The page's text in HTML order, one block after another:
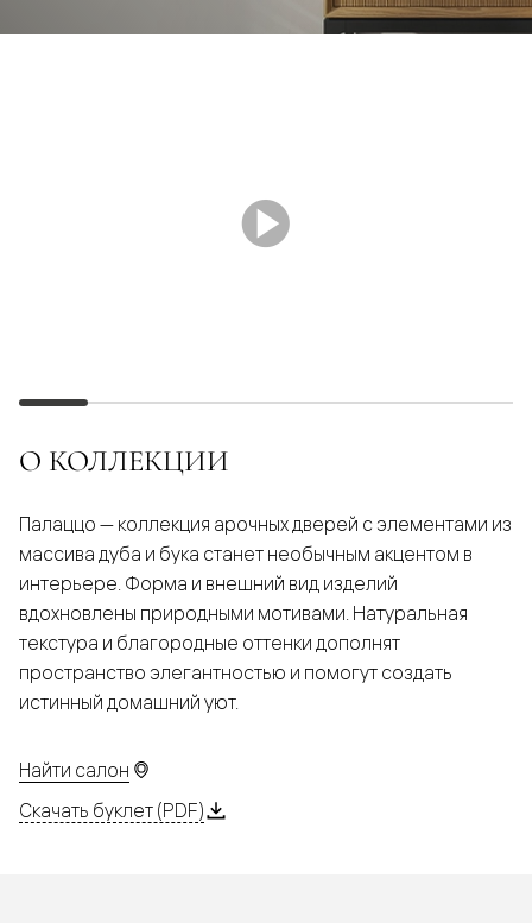
О КОЛЛЕКЦИИ
Палаццо — коллекция арочных дверей с элементами из
массива дуба и бука станет необычным акцентом в
интерьере. Форма и внешний вид изделий
вдохновлены природными мотивами. Натуральная
текстура и благородные оттенки дополнят
пространство элегантностью и помогут создать
истинный домашний уют.
Найти салон
Скачать буклет (PDF)